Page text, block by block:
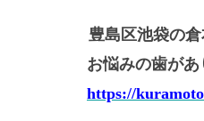
豊島区池袋の
お悩みの歯があ
https://